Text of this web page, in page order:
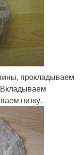
прокладываем
нитку.